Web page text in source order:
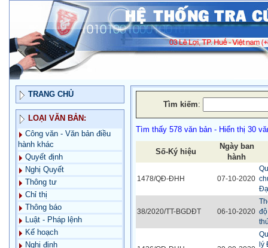
TRANG CHỦ
LOẠI VĂN BẢN:
Công văn - Văn bản điều
hành khác
Quyết định
Nghị Quyết
Thông tư
Chỉ thị
Thông báo
Luật - Pháp lệnh
Kế hoạch
Nghị định
Tìm kiếm:
Tìm thấy 578 văn bản - Hiển thị 30
Số-Ký hiệu
Ngày ban
hành
1478/QĐ-ĐHH 07-10-2020
38/2020/TT-BGDĐT 06-10-2020
lý